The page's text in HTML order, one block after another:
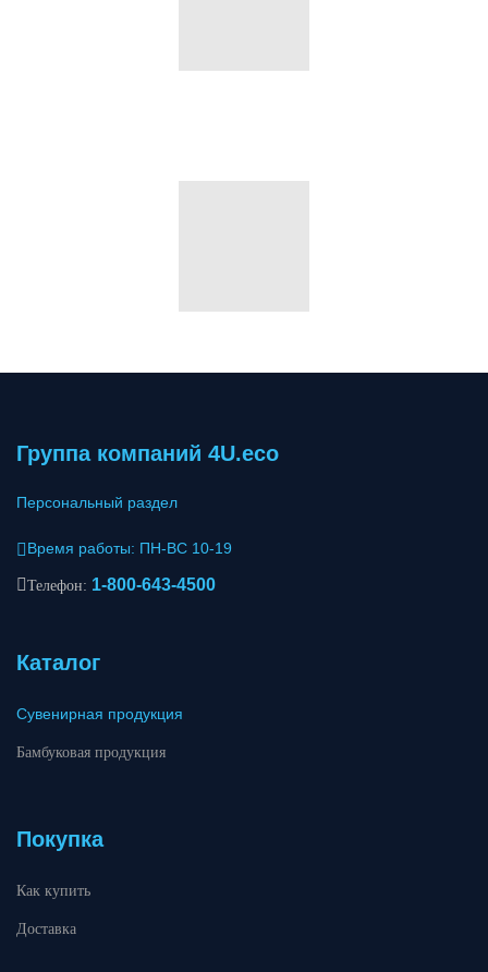
Группа компаний 4U.eco
Персональный раздел
Время работы: ПН-ВС 10-19
Телефон: 1-800-643-4500
Каталог
Сувенирная продукция
Бамбуковая продукция
Покупка
Как купить
Доставка